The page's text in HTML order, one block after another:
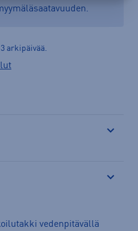
arkipäivää.
vedenpitävällä